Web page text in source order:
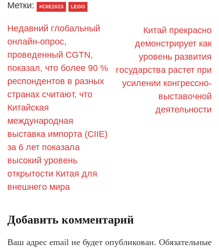
Метки: #CIIE2023 LEGO
Недавний глобальный
онлайн-опрос,
проведенный CGTN,
показал, что более 90 %
респондентов в разных
странах считают, что
Китайская
международная
выставка импорта (CIIE)
за 6 лет показала
высокий уровень
открытости Китая для
внешнего мира
Китай прекрасно
демонстрирует как
уровень развития
государства растет при
усилении конгрессно-
выставочной
деятельности
Добавить комментарий
Ваш адрес email не будет опубликован. Обязательные